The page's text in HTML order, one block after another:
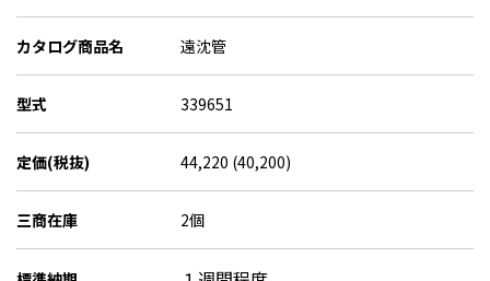
カタログ商品名 遠沈管
型式 339651
定価(税抜) 44,220 (40,200)
三商在庫 2個